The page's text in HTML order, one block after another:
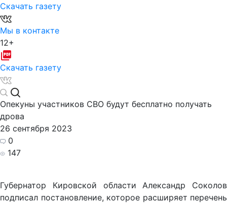
Скачать газету
Мы в контакте
12+
Скачать газету
Опекуны участников СВО будут бесплатно получать
дрова
26 сентября 2023
0
147
Губернатор Кировской области Александр Соколов
подписал постановление, которое расширяет перечень